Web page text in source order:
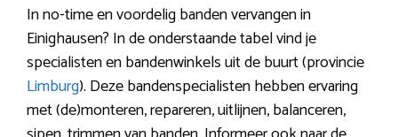
In no-time en voordelig banden vervangen in
Einighausen? In de onderstaande tabel vind je
specialisten en bandenwinkels uit de buurt (provincie
Limburg). Deze bandenspecialisten hebben ervaring
met (de)monteren, repareren, uitlijnen, balanceren,